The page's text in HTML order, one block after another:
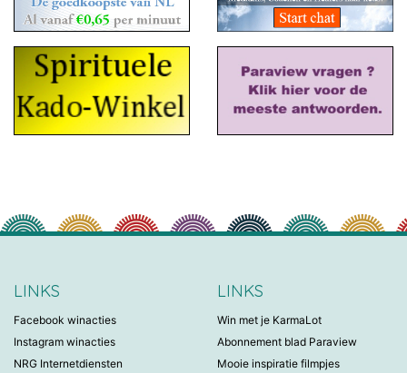
LINKS
Facebook winacties
Instagram winacties
NRG Internetdiensten
LINKS
Win met je KarmaLot
Abonnement blad Paraview
Mooie inspiratie filmpjes